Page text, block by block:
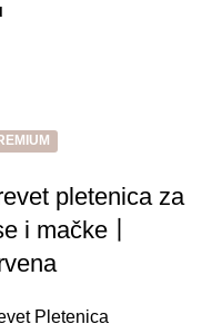
pletenica za
i mačke丨
Pletenica